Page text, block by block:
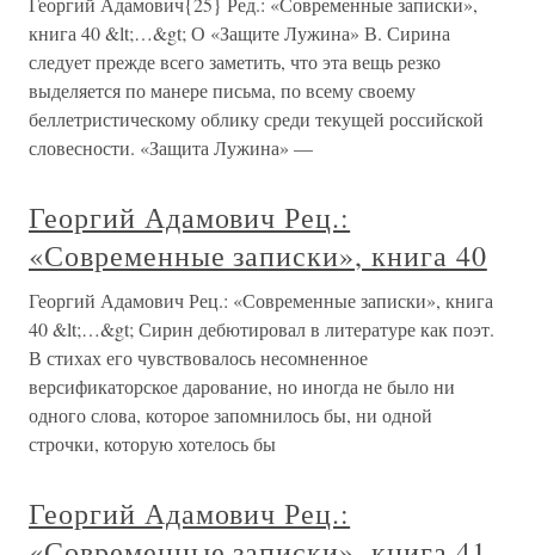
книга 40 &lt;…&gt; О «Защите Лужина» В. Сирина
следует прежде всего заметить, что эта вещь резко
выделяется по манере письма, по всему своему
беллетристическому облику среди текущей российской
словесности. «Защита Лужина» —
Георгий Адамович Рец.:
«Современные записки», книга 40
Георгий Адамович Рец.: «Современные записки», книга
40 &lt;…&gt; Сирин дебютировал в литературе как поэт.
В стихах его чувствовалось несомненное
версификаторское дарование, но иногда не было ни
одного слова, которое запомнилось бы, ни одной
строчки, которую хотелось бы
Георгий Адамович Рец.: